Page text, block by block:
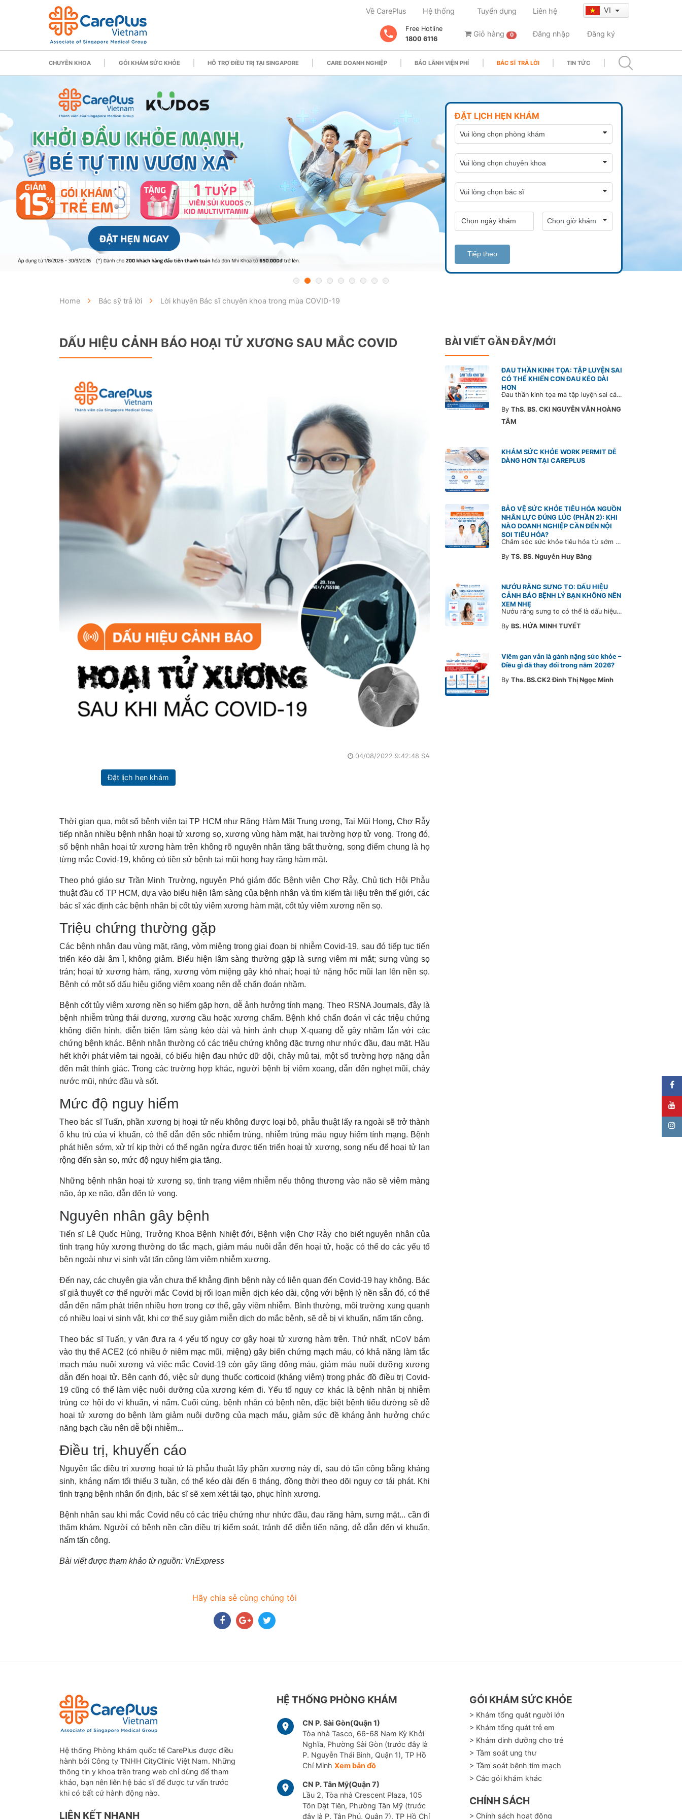
Về CarePlus Hệ thống Tuyển dụng Liên hệ VI
Free Hotline
1800 6116
Giỏ hàng 0 Đăng nhập Đăng ký
CHUYÊN KHOA GÓI KHÁM SỨC KHỎE HỖ TRỢ ĐIỀU TRỊ TẠI SINGAPORE CARE DOANH NGHIỆP BẢO LÃNH VIỆN PHÍ BÁC SĨ TRẢ LỜI TIN TỨC
ĐẶT LỊCH HẸN KHÁM
Tiếp theo
Home Bác sỹ trả lời Lời khuyên Bác sĩ chuyên khoa trong mùa COVID-19
DẤU HIỆU CẢNH BÁO HOẠI TỬ XƯƠNG SAU MẮC COVID
Đặt lịch hẹn khám
04/08/2022 9:42:48 SA
Thời gian qua, một số bệnh viện tại TP HCM như Răng Hàm Mặt Trung ương, Tai Mũi Họng, Chợ Rẫy
tiếp nhận nhiều bệnh nhân hoại tử xương sọ, xương vùng hàm mặt, hai trường hợp tử vong. Trong đó,
số bệnh nhân hoại tử xương hàm trên không rõ nguyên nhân tăng bất thường, song điểm chung là họ
từng mắc Covid-19, không có tiền sử bệnh tai mũi họng hay răng hàm mặt.
Theo phó giáo sư Trần Minh Trường, nguyên Phó giám đốc Bệnh viện Chợ Rẫy, Chủ tịch Hội Phẫu
thuật đầu cổ TP HCM, dựa vào biểu hiện lâm sàng của bệnh nhân và tìm kiếm tài liệu trên thế giới, các
bác sĩ xác định các bệnh nhân bị cốt tủy viêm xương hàm mặt, cốt tủy viêm xương nền sọ.
Triệu chứng thường gặp
Các bệnh nhân đau vùng mặt, răng, vòm miệng trong giai đoạn bị nhiễm Covid-19, sau đó tiếp tục tiến
triển kéo dài âm ỉ, không giảm. Biểu hiện lâm sàng thường gặp là sưng viêm mi mắt; sưng vùng sọ
trán; hoại tử xương hàm, răng, xương vòm miệng gây khó nhai; hoại tử nặng hốc mũi lan lên nền sọ.
Bệnh có một số dấu hiệu giống viêm xoang nên dễ chẩn đoán nhầm.
Bệnh cốt tủy viêm xương nền sọ hiếm gặp hơn, dễ ảnh hưởng tính mạng. Theo RSNA Journals, đây là
bệnh nhiễm trùng thái dương, xương cầu hoặc xương chẩm. Bệnh khó chẩn đoán vì các triệu chứng
không điển hình, diễn biến lâm sàng kéo dài và hình ảnh chụp X-quang dễ gây nhầm lẫn với các
chứng bệnh khác. Bệnh nhân thường có các triệu chứng không đặc trưng như nhức đầu, đau mặt. Hầu
hết khởi phát viêm tai ngoài, có biểu hiện đau nhức dữ dội, chảy mủ tai, một số trường hợp nặng dẫn
đến mất thính giác. Trong các trường hợp khác, người bệnh bị viêm xoang, dẫn đến nghẹt mũi, chảy
nước mũi, nhức đầu và sốt.
Mức độ nguy hiểm
Theo bác sĩ Tuấn, phần xương bị hoại tử nếu không được loại bỏ, phẫu thuật lấy ra ngoài sẽ trở thành
ổ khu trú của vi khuẩn, có thể dẫn đến sốc nhiễm trùng, nhiễm trùng máu nguy hiểm tính mạng. Bệnh
phát hiện sớm, xử trí kịp thời có thể ngăn ngừa được tiến triển hoại tử xương, song nếu để hoại tử lan
rộng đến sàn sọ, mức độ nguy hiểm gia tăng.
Những bệnh nhân hoại tử xương sọ, tình trạng viêm nhiễm nếu thông thương vào não sẽ viêm màng
não, áp xe não, dẫn đến tử vong.
Nguyên nhân gây bệnh
Tiến sĩ Lê Quốc Hùng, Trưởng Khoa Bệnh Nhiệt đới, Bệnh viện Chợ Rẫy cho biết nguyên nhân của
tình trạng hủy xương thường do tắc mạch, giảm máu nuôi dẫn đến hoại tử, hoặc có thể do các yếu tố
bên ngoài như vi sinh vật tấn công làm viêm nhiễm xương.
Đến nay, các chuyên gia vẫn chưa thể khẳng định bệnh này có liên quan đến Covid-19 hay không. Bác
sĩ giả thuyết cơ thể người mắc Covid bị rối loạn miễn dịch kéo dài, cộng với bệnh lý nền sẵn đó, có thể
dẫn đến nấm phát triển nhiều hơn trong cơ thể, gây viêm nhiễm. Bình thường, môi trường xung quanh
có nhiều loại vi sinh vật, khi cơ thể suy giảm miễn dịch do mắc bệnh, sẽ dễ bị vi khuẩn, nấm tấn công.
Theo bác sĩ Tuấn, y văn đưa ra 4 yếu tố nguy cơ gây hoại tử xương hàm trên. Thứ nhất, nCoV bám
vào thụ thể ACE2 (có nhiều ở niêm mạc mũi, miệng) gây biến chứng mạch máu, có khả năng làm tắc
mạch máu nuôi xương và việc mắc Covid-19 còn gây tăng đông máu, giảm máu nuôi dưỡng xương
dẫn đến hoại tử. Bên cạnh đó, việc sử dụng thuốc corticoid (kháng viêm) trong phác đồ điều trị Covid-
19 cũng có thể làm việc nuôi dưỡng của xương kém đi. Yếu tố nguy cơ khác là bệnh nhân bị nhiễm
trùng cơ hội do vi khuẩn, vi nấm. Cuối cùng, bệnh nhân có bệnh nền, đặc biệt bệnh tiểu đường sẽ dễ
hoại tử xương do bệnh làm giảm nuôi dưỡng của mạch máu, giảm sức đề kháng ảnh hưởng chức
năng bạch cầu nên dễ bội nhiễm...
Điều trị, khuyến cáo
Nguyên tắc điều trị xương hoại tử là phẫu thuật lấy phần xương này đi, sau đó tấn công bằng kháng
sinh, kháng nấm tối thiểu 3 tuần, có thể kéo dài đến 6 tháng, đồng thời theo dõi nguy cơ tái phát. Khi
tình trạng bệnh nhân ổn định, bác sĩ sẽ xem xét tái tạo, phục hình xương.
Bệnh nhân sau khi mắc Covid nếu có các triệu chứng như nhức đầu, đau răng hàm, sưng mặt... cần đi
thăm khám. Người có bệnh nền cần điều trị kiểm soát, tránh để diễn tiến nặng, dễ dẫn đến vi khuẩn,
nấm tấn công.
Bài viết được tham khảo từ nguồn: VnExpress
Hãy chia sẻ cùng chúng tôi
BÀI VIẾT GẦN ĐÂY/MỚI
ĐAU THẦN KINH TỌA: TẬP LUYỆN SAI
CÓ THỂ KHIẾN CƠN ĐAU KÉO DÀI
HƠN
Đau thần kinh tọa mà tập luyện sai cách có thể khiến cơn đau trở nặng và kéo dài thời gian hồi phục. Tham khảo chia sẻ của Bác sĩ CarePlus để nắm các động tác cần tránh và có góc nhìn đúng về phương pháp điều trị phù hợp trong bài viết sau.
ByThS. BS. CKI NGUYỄN VĂN HOÀNG
TÂM
KHÁM SỨC KHỎE WORK PERMIT DỄ
DÀNG HƠN TẠI CAREPLUS
BẢO VỆ SỨC KHỎE TIÊU HÓA NGUỒN
NHÂN LỰC ĐÚNG LÚC (PHẦN 2): KHI
NÀO DOANH NGHIỆP CẦN ĐẾN NỘI
SOI TIÊU HÓA?
Chăm sóc sức khỏe tiêu hóa từ sớm không chỉ giúp phát hiện bệnh kịp thời mà còn góp phần xây dựng đội ngũ khỏe mạnh, ổn định và gắn bó lâu dài. CarePlus sẵn sàng đồng hành cùng doanh nghiệp trong việc thiết kế chương trình chăm sóc sức khỏe phù hợp theo từng nhân sự, nhằm tối ưu hiệu quả đầu tư phúc lợi và phát triển nguồn nhân lực bền vững.
ByTS. BS. Nguyễn Huy Bằng
NƯỚU RĂNG SƯNG TO: DẤU HIỆU
CẢNH BÁO BỆNH LÝ BẠN KHÔNG NÊN
XEM NHẸ
Nướu răng sưng to có thể là dấu hiệu cảnh báo bệnh lý răng miệng. Cùng Bác sĩ CarePlus tìm hiểu nguyên nhân, triệu chứng và thời điểm cần đi khám bác sĩ trong bài viết dưới đây.
ByBS. HỨA MINH TUYẾT
Viêm gan vẫn là gánh nặng sức khỏe –
Điều gì đã thay đổi trong năm 2026?
ByThs. BS.CK2 Đinh Thị Ngọc Minh
Hệ thống Phòng khám quốc tế CarePlus được điều
hành bởi Công ty TNHH CityClinic Việt Nam. Những
thông tin y khoa trên trang web chỉ dùng để tham
khảo, bạn nên liên hệ bác sĩ để được tư vấn trước
khi có bất cứ hành động nào.
LIÊN KẾT NHANH
HỆ THỐNG PHÒNG KHÁM
CN P. Sài Gòn(Quận 1)
Tòa nhà Tasco, 66-68 Nam Kỳ Khởi
Nghĩa, Phường Sài Gòn (trước đây là
P. Nguyễn Thái Bình, Quận 1), TP Hồ
Chí Minh Xem bản đồ
CN P. Tân Mỹ(Quận 7)
Lầu 2, Tòa nhà Crescent Plaza, 105
Tôn Dật Tiên, Phường Tân Mỹ (trước
đây là P. Tân Phú, Quận 7), TP Hồ Chí
GÓI KHÁM SỨC KHỎE
> Khám tổng quát người lớn
> Khám tổng quát trẻ em
> Khám dinh dưỡng cho trẻ
> Tầm soát ung thư
> Tầm soát bệnh tim mạch
> Các gói khám khác
CHÍNH SÁCH
> Chính sách hoạt động